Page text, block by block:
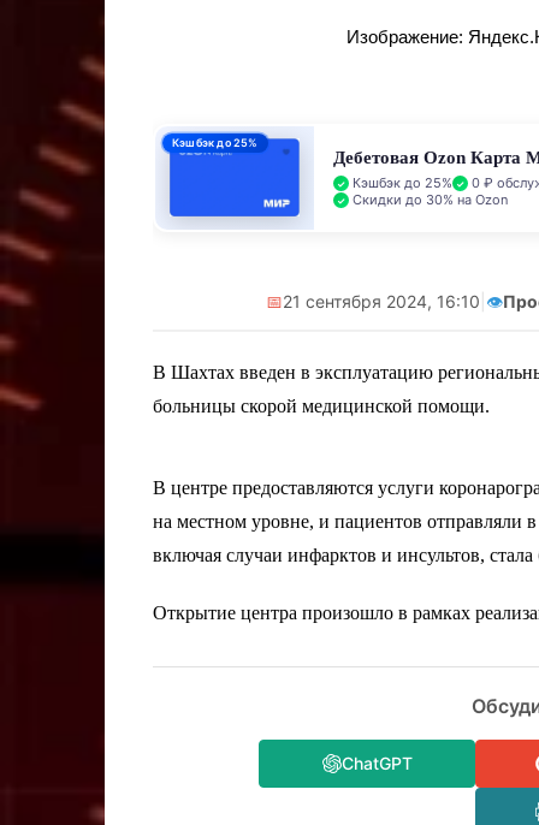
Изображение:
Кэшбэк до 25%
Дебетовая Ozon Карта
Кэшбэк до 25%
0 ₽
Скидки до 30% на Ozon
📅21 сентября 2024, 16:10 👁️
В Шахтах введен в эксплуатацию
больницы скорой медицинской помощи.
В центре предоставляются услуги
на местном уровне, и пациентов отправляли
включая случаи инфарктов и инсультов,
Открытие центра произошло в рамках
ChatGPT